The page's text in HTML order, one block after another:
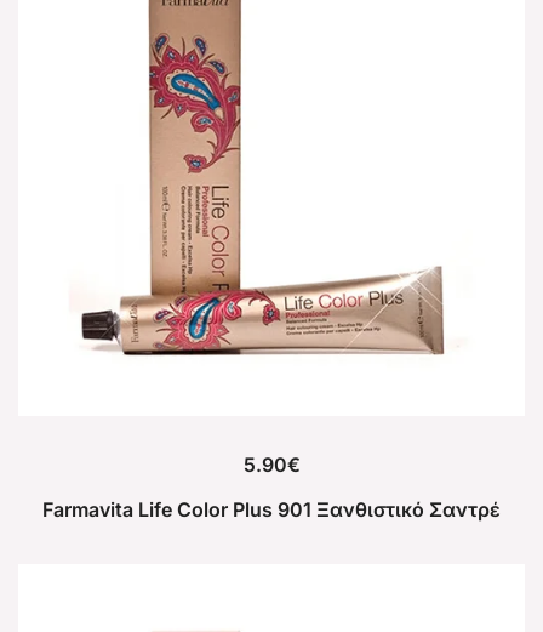
5.90€
Farmavita Life Color Plus 901 Ξανθιστικό Σαντρέ